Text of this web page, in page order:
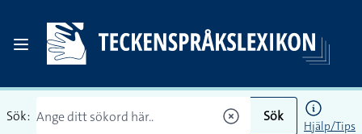
Sök: Sök
Hjälp/Tips